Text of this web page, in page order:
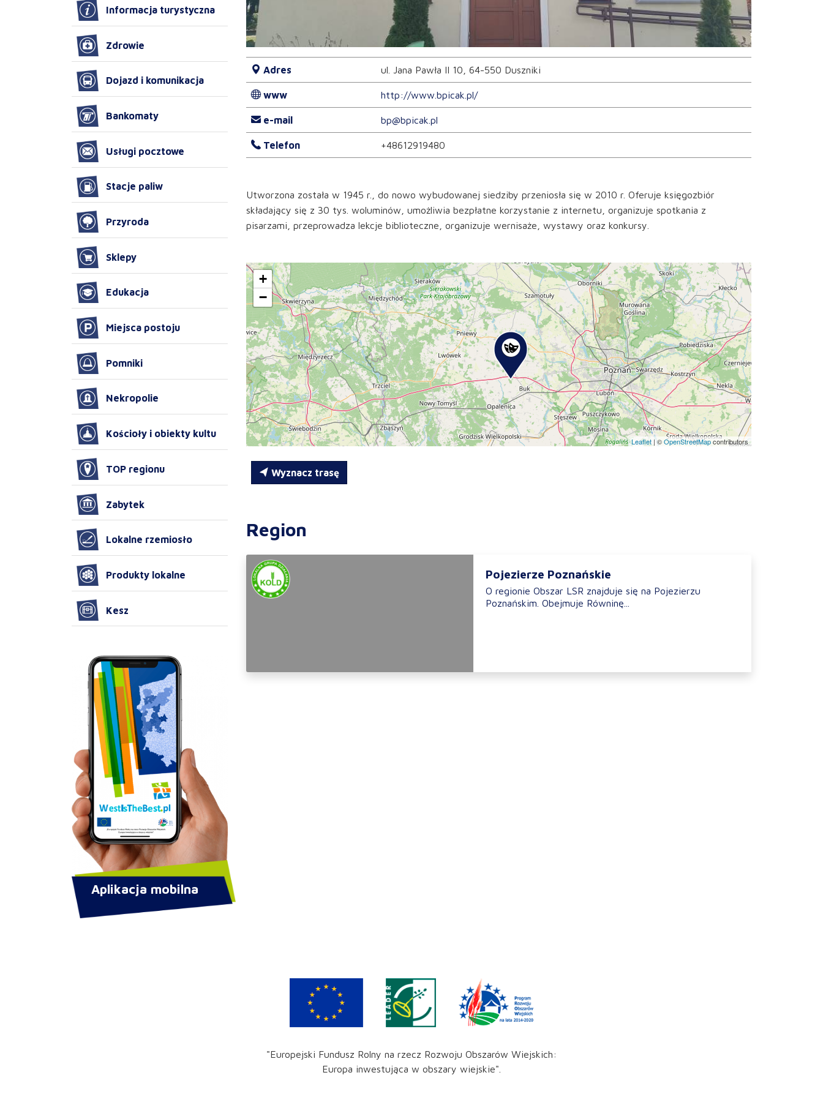
Adres ul. Jana Pawła II 10, 64-550 Duszniki
www http://www.bpicak.pl/
e-mail bp@bpicak.pl
Telefon +48612919480
Utworzona została w 1945 r., do nowo wybudowanej siedziby przeniosła się w 2010 r. Oferuje księgozbiór
składający się z 30 tys. woluminów, umożliwia bezpłatne korzystanie z internetu, organizuje spotkania z
pisarzami, przeprowadza lekcje biblioteczne, organizuje wernisaże, wystawy oraz konkursy.
+
−
Leaflet | ©OpenStreetMapcontributors
Wyznacz trasę
Region
Pojezierze Poznańskie
O regionie Obszar LSR znajduje się na Pojezierzu
Poznańskim. Obejmuje Równinę...
Informacja turystyczna
Zdrowie
Dojazd i komunikacja
Bankomaty
Usługi pocztowe
Stacje paliw
Przyroda
Sklepy
Edukacja
Miejsca postoju
Pomniki
Nekropolie
Kościoły i obiekty kultu
TOP regionu
Zabytek
Lokalne rzemiosło
Produkty lokalne
Kesz
Aplikacja mobilna
"Europejski Fundusz Rolny na rzecz Rozwoju Obszarów Wiejskich:
Europa inwestująca w obszary wiejskie".